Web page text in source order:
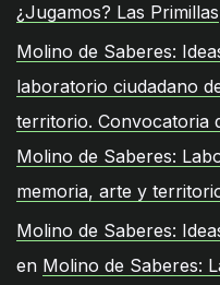
¿Jugamos? Las Primillas
Molino de Saberes:
laboratorio ciudadano
territorio. Convocatoria
Molino de Saberes:
memoria, arte y
Molino de Saberes:
en Molino de Saberes: